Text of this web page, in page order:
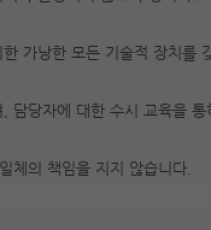
가낭한 모든 기술적 장치를
담당자에 대한 수시 교육을
체의 책임을 지지 않습니다.